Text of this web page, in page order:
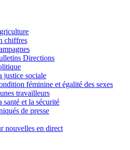
chiffres
Directions
justice sociale
féminine et égalité des sexes
travailleurs
santé et la sécurité
de presse
nouvelles en direct